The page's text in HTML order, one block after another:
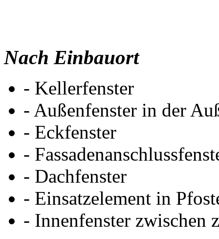
Nach Einbauort
- Kellerfenster
- Außenfenster in der
- Eckfenster
-
- Dachfenster
- Einsatzelement in
- Innenfenster zwischen